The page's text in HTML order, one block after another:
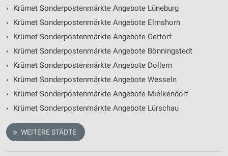
›
Krümet Sonderpostenmärkte Angebote Lüneburg
›
Krümet Sonderpostenmärkte Angebote Elmshorn
›
Krümet Sonderpostenmärkte Angebote Gettorf
›
Krümet Sonderpostenmärkte Angebote Bönningstedt
›
Krümet Sonderpostenmärkte Angebote Dollern
›
Krümet Sonderpostenmärkte Angebote Wesseln
›
Krümet Sonderpostenmärkte Angebote Mielkendorf
›
Krümet Sonderpostenmärkte Angebote Lürschau
WEITERE STÄDTE